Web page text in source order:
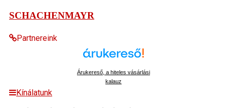
SCHACHENMAYR
Partnereink
Árukereső, a hiteles vásárlási
kalauz
Kínálatunk